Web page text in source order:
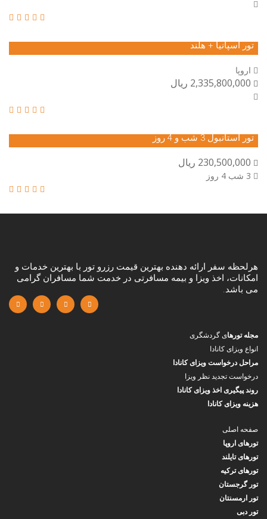
تور اسپانیا + هلند
اروپا
2,335,800,000 ریال
تور استانبول 3 شب و 4 روز
230,500,000 ریال
هرلحظه سفر ارائه دهنده بهترین قیمت رزرو تور با بهترین خدمات و
امکانات، اخذ ویزا و بیمه مسافرتی در خدمت شما مسافران گرامی
می باشد.
مجله تورهای گردشگری
انواع ویزای کانادا
مراحل درخواست ویزای کانادا
درخواست تجدید نظر ویزا
روند پیگیری اخذ ویزای کانادا
هزینه ویزای کانادا
صفحه اصلی
تورهای اروپا
تورهای تایلند
تورهای ترکیه
تور گرجستان
تور ارمسنتان
تور دبی